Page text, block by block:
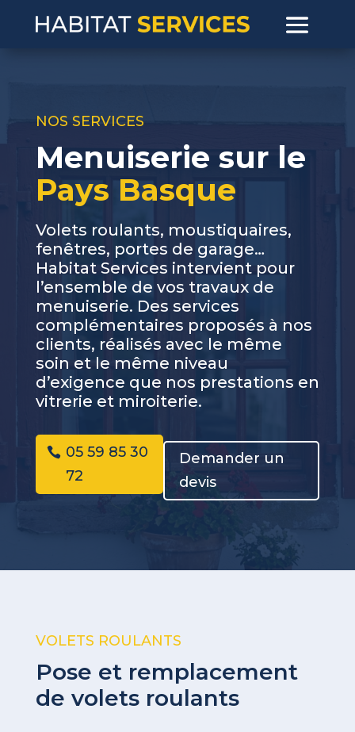
NOS SERVICES
Menuiserie sur le
Pays Basque
Volets roulants, moustiquaires,
fenêtres, portes de garage…
Habitat Services intervient pour
l’ensemble de vos travaux de
menuiserie. Des services
complémentaires proposés à nos
clients, réalisés avec le même
soin et le même niveau
d’exigence que nos prestations en
vitrerie et miroiterie.
05 59 85 30
72
Demander un
devis
VOLETS ROULANTS
Pose et remplacement
de volets roulants